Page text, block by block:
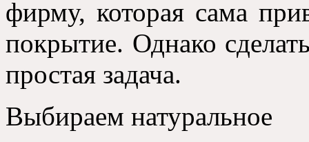
фирму, которая сама
покрытие. Однако
простая задача.
Выбираем натуральное